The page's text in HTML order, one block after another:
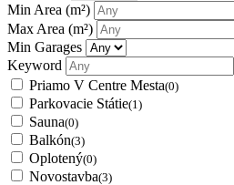
Min Area (m²)
Max Area (m²)
Min Garages
Keyword
Priamo V Centre Mesta(0)
Parkovacie Státie(1)
Sauna(0)
Balkón(3)
Oplotený(0)
Novostavba(3)